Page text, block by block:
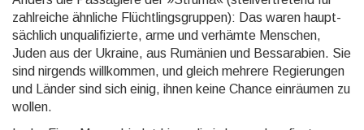
zahlreiche ähnliche Flüchtlingsgruppen): Das wa­ren haupt­
sächlich unqualifizierte, arme und verhämte Menschen,
Juden aus der Ukraine, aus Rumänien und Bessarabien. Sie
sind nirgends willkommen, und gleich mehrere Regierungen
und Länder sind sich einig, ihnen keine Chance ein­räumen zu
wollen.